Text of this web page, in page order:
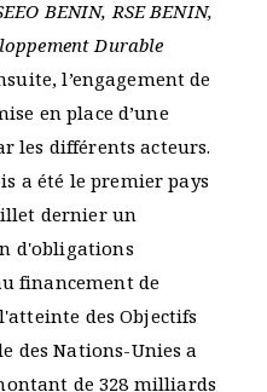
BENIN, RSE BENIN,
Durable
l’engagement de
en place d’une
les différents acteurs.
a été le premier pays
dernier un
d'obligations
financement de
des Objectifs
des Nations-Unies a
de 328 milliards